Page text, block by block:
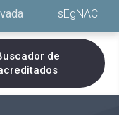
sEgNAC
de